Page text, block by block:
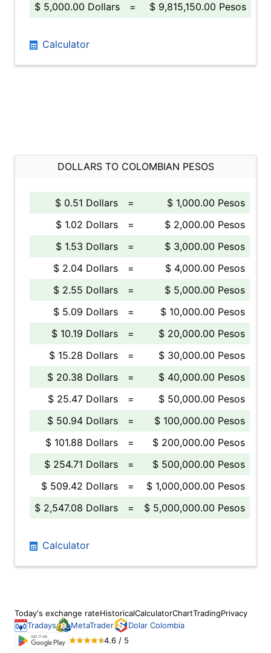
$ 5,000.00 Dollars
= $ 9,815,150.00 Pesos
Calculator
DOLLARS TO COLOMBIAN PESOS
$ 0.51 Dollars =
$ 1,000.00 Pesos
$ 1.02 Dollars
=
$ 2,000.00 Pesos
$ 1.53 Dollars
=
$ 3,000.00 Pesos
$ 2.04 Dollars
=
$ 4,000.00 Pesos
$ 2.55 Dollars
=
$ 5,000.00 Pesos
$ 5.09 Dollars
=
$ 10,000.00 Pesos
$ 10.19 Dollars
=
$ 20,000.00 Pesos
$ 15.28 Dollars
=
$ 30,000.00 Pesos
$ 20.38 Dollars
=
$ 40,000.00 Pesos
$ 25.47 Dollars
=
$ 50,000.00 Pesos
$ 50.94 Dollars
=
$ 100,000.00 Pesos
$ 101.88 Dollars
=
$ 200,000.00 Pesos
$ 254.71 Dollars
=
$ 500,000.00 Pesos
$ 509.42 Dollars
=
$ 1,000,000.00 Pesos
$ 2,547.08 Dollars
= $ 5,000,000.00 Pesos
Calculator
Today's exchange rateHistoricalCalculatorChartTradingPrivacy
Tradays
MetaTrader
Dolar Colombia
4.6 / 5